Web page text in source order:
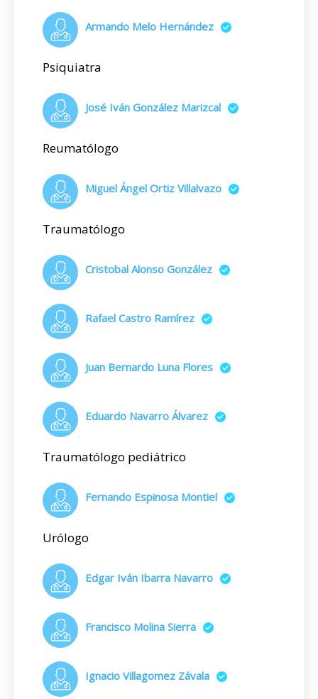
Armando Melo Hernández
Psiquiatra
José Iván González Marizcal
Reumatólogo
Miguel Ángel Ortiz Villalvazo
Traumatólogo
Cristobal Alonso González
Rafael Castro Ramírez
Juan Bernardo Luna Flores
Eduardo Navarro Álvarez
Traumatólogo pediátrico
Fernando Espinosa Montiel
Urólogo
Edgar Iván Ibarra Navarro
Francisco Molina Sierra
Ignacio Villagomez Závala